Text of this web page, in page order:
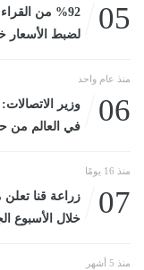
05
%92 من
لضبط الأسعار
منذ عام واحد
06
وزير
في العالم من
منذ 16 يومًا
07
زراعة قنا
خلال الأسبوع الجارياليوم
منذ 5 أشهر